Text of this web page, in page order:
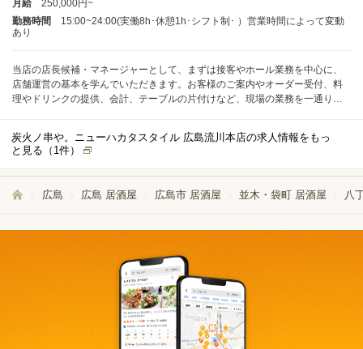
月給
250,000円~
勤務時間
15:00~24:00(実働8h･休憩1h･シフト制･ ）営業時間によって変動
あり
当店の店長候補・マネージャーとして、まずは接客やホール業務を中心に、
店舗運営の基本を学んでいただきます。お客様のご案内やオーダー受付、料
理やドリンクの提供、会計、テーブルの片付けなど、現場の業務を一通り経
で連携しながら業務を分担し、チームワークを大切にしていますので、初め
ての方でも安心して働けます。 入社後は店長候補として段階的に業務を覚え
ていただきます。本部によるフォロー体制が整っており、マニュアルや定期
つでも相談できるので、未経験の方も安心してスタートできます。
炭火ノ串や。ニューハカタスタイル 広島流川本店の求人情報をもっ
と見る（ 1件）
広島 広島 居酒屋 広島市 居酒屋 並木・袋町 居酒屋 八